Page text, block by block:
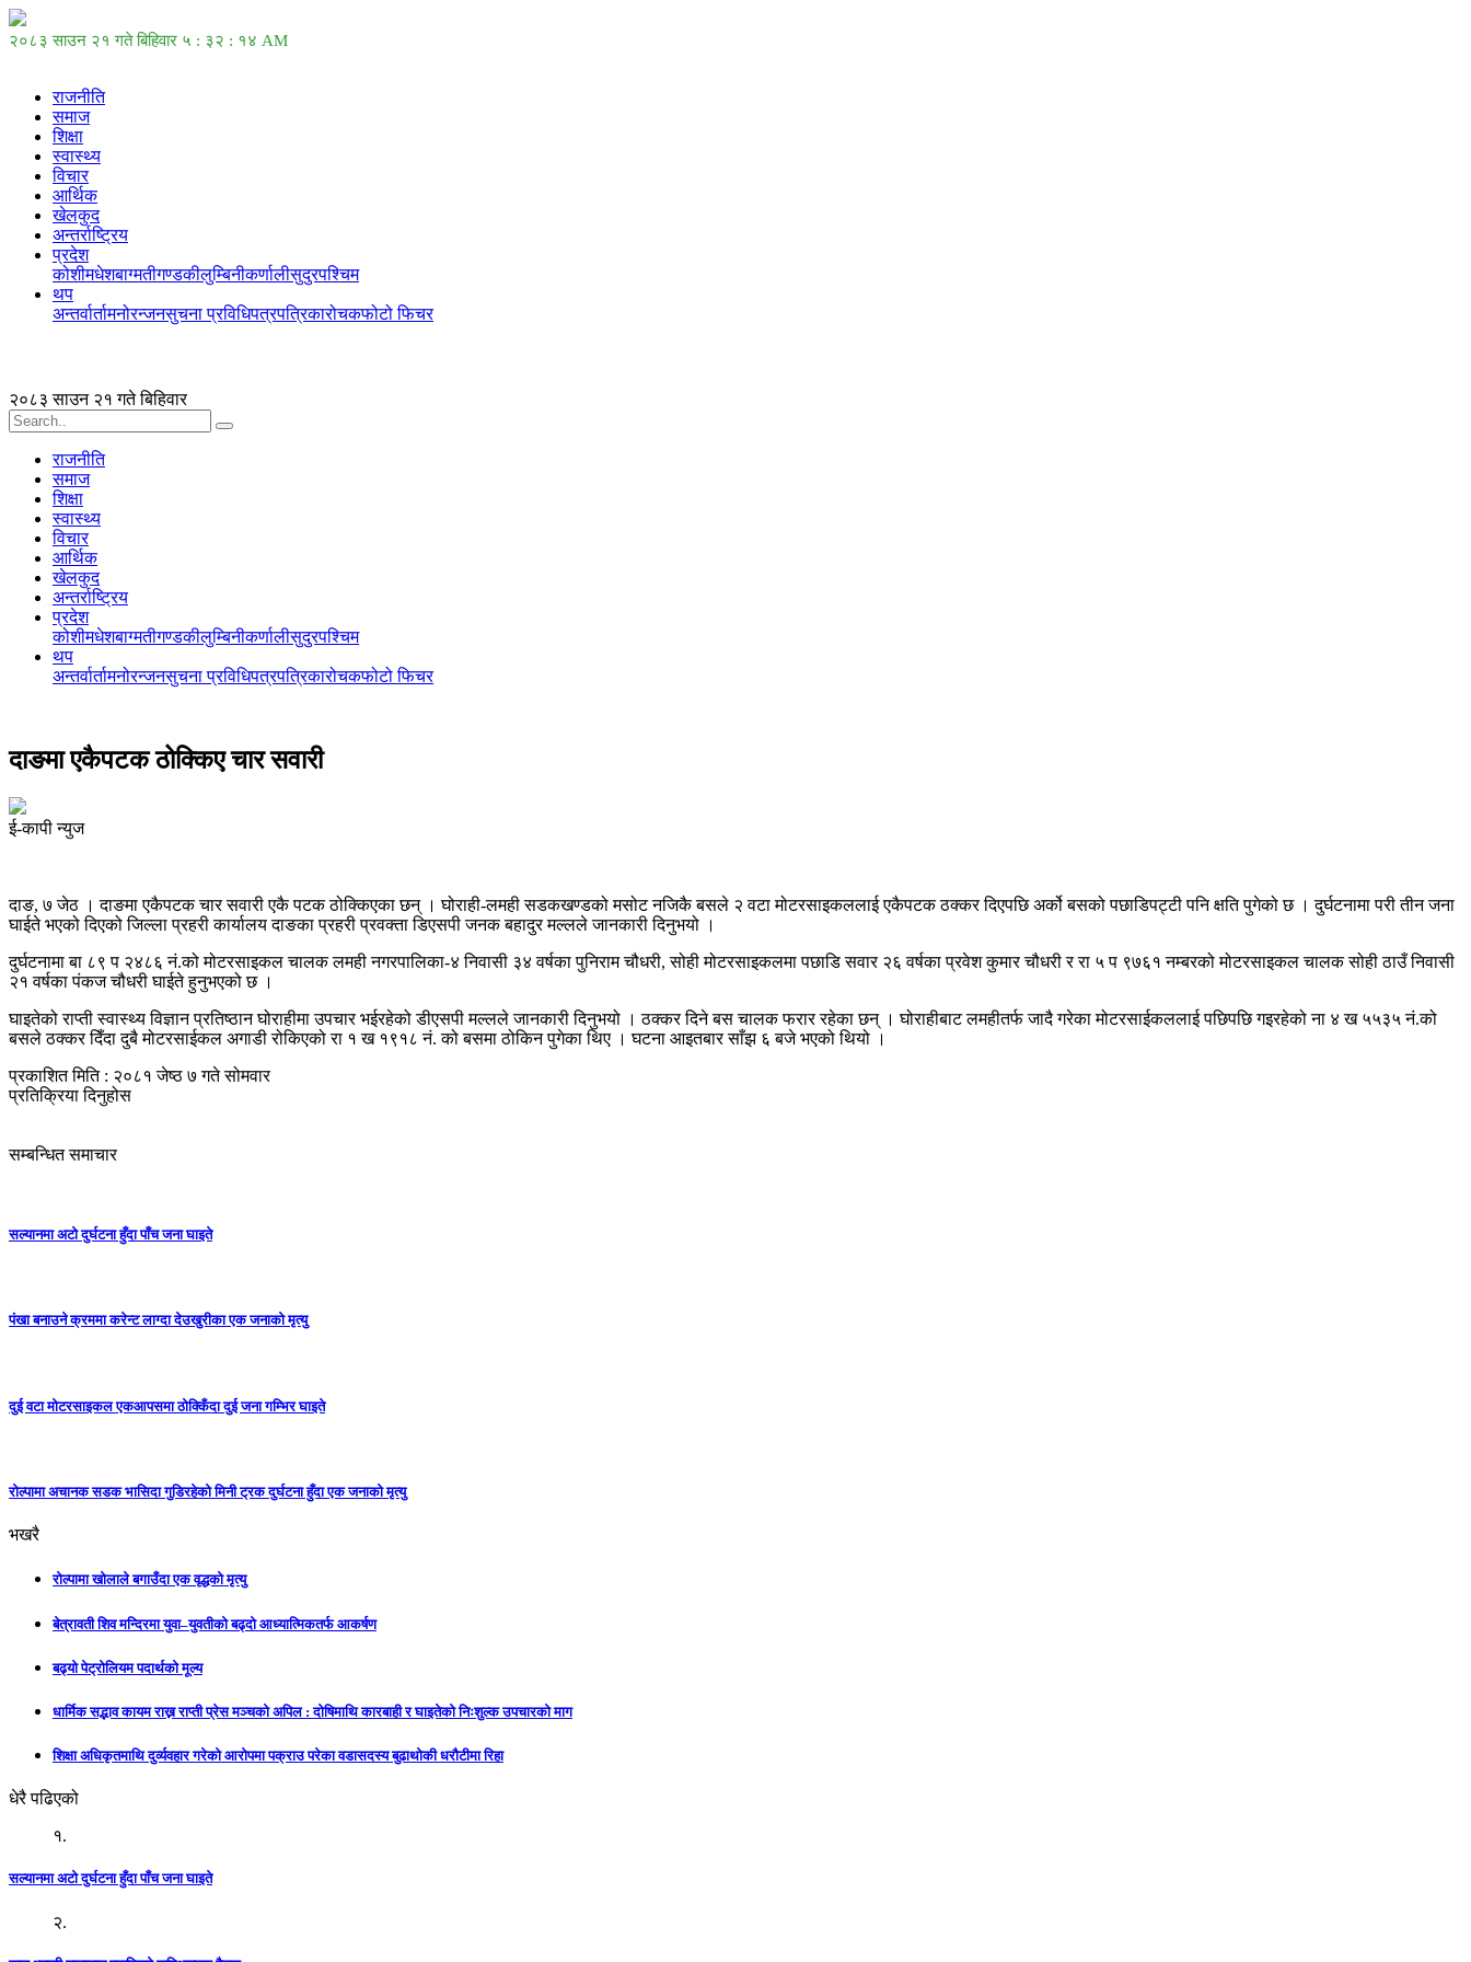
२०८३ साउन २१ गते बिहिवार ५ : ३२ : १४ AM
राजनीति
समाज
शिक्षा
स्वास्थ्य
विचार
आर्थिक
खेलकुद
अन्तर्राष्ट्रिय
प्रदेश
कोशीमधेशबाग्मतीगण्डकीलुम्बिनीकर्णालीसुदुरपश्चिम
थप
अन्तर्वार्तामनोरन्जनसुचना प्रविधिपत्रपत्रिकारोचकफोटो फिचर
२०८३ साउन २१ गते बिहिवार
राजनीति
समाज
शिक्षा
स्वास्थ्य
विचार
आर्थिक
खेलकुद
अन्तर्राष्ट्रिय
प्रदेश
कोशीमधेशबाग्मतीगण्डकीलुम्बिनीकर्णालीसुदुरपश्चिम
थप
अन्तर्वार्तामनोरन्जनसुचना प्रविधिपत्रपत्रिकारोचकफोटो फिचर
दाङमा एकैपटक ठोक्किए चार सवारी
ई-कापी न्युज
दाङ, ७ जेठ । दाङमा एकैपटक चार सवारी एकै पटक ठोक्किएका छन् । घोराही-लमही सडकखण्डको मसोट नजिकै बसले २ वटा मोटरसाइकललाई एकैपटक ठक्कर दिएपछि अर्को बसको पछाडिपट्टी पनि क्षति पुगेको छ । दुर्घटनामा परी तीन जना
घाईते भएको दिएको जिल्ला प्रहरी कार्यालय दाङका प्रहरी प्रवक्ता डिएसपी जनक बहादुर मल्लले जानकारी दिनुभयो ।
दुर्घटनामा बा ८९ प २४८६ नं.को मोटरसाइकल चालक लमही नगरपालिका-४ निवासी ३४ वर्षका पुनिराम चौधरी, सोही मोटरसाइकलमा पछाडि सवार २६ वर्षका प्रवेश कुमार चौधरी र रा ५ प ९७६१ नम्बरको मोटरसाइकल चालक सोही ठाउँ निवासी
२१ वर्षका पंकज चौधरी घाईते हुनुभएको छ ।
घाइतेको राप्ती स्वास्थ्य विज्ञान प्रतिष्ठान घोराहीमा उपचार भईरहेको डीएसपी मल्लले जानकारी दिनुभयो । ठक्कर दिने बस चालक फरार रहेका छन् । घोराहीबाट लमहीतर्फ जादै गरेका मोटरसाईकललाई पछिपछि गइरहेको ना ४ ख ५५३५ नं.को
बसले ठक्कर दिँदा दुबै मोटरसाईकल अगाडी रोकिएको रा १ ख १९१८ नं. को बसमा ठोकिन पुगेका थिए । घटना आइतबार साँझ ६ बजे भएको थियो ।
प्रकाशित मिति : २०८१ जेष्ठ ७ गते सोमवार
प्रतिक्रिया दिनुहोस
सम्बन्धित समाचार
सल्यानमा अटो दुर्घटना हुँदा पाँच जना घाइते
पंखा बनाउने क्रममा करेन्ट लाग्दा देउखुरीका एक जनाको मृत्यु
दुई वटा मोटरसाइकल एकआपसमा ठोक्किँदा दुई जना गम्भिर घाइते
रोल्पामा अचानक सडक भासिदा गुडिरहेको मिनी ट्रक दुर्घटना हुँदा एक जनाको मृत्यु
भखरै
रोल्पामा खोलाले बगाउँदा एक वृद्धको मृत्यु
बेत्रावती शिव मन्दिरमा युवा–युवतीको बढ्दो आध्यात्मिकतर्फ आकर्षण
बढ्यो पेट्रोलियम पदार्थको मूल्य
धार्मिक सद्भाव कायम राख्न राप्ती प्रेस मञ्चको अपिल : दाेषिमाथि कारबाही र घाइतेको निःशुल्क उपचारको माग
शिक्षा अधिकृतमाथि दुर्व्यवहार गरेको आरोपमा पक्राउ परेका वडासदस्य बुढाथोकी धरौटीमा रिहा
धेरै पढिएको
१.
सल्यानमा अटो दुर्घटना हुँदा पाँच जना घाइते
२.